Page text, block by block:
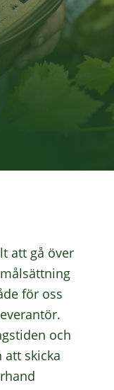
att gå över
för oss
och
skicka